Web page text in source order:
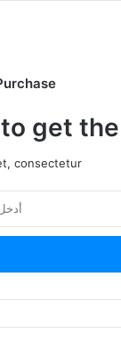
get
consectetur.